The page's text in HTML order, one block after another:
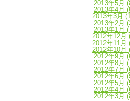
2013年5月
2013年4月
2013年3月
2013年2月
2013年1月
2012年12月
2012年11月
2012年10月
2012年9月
2012年8月
2012年7月
2012年6月
2012年5月
2012年4月
2012年3月